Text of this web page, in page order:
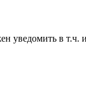
уведомить в